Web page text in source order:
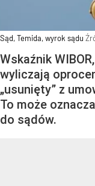
Sąd, Temida, wyrok sądu
Wskaźnik
wyliczają
„usunięty” z
To może
do sądów.